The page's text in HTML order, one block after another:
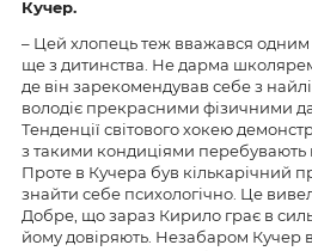
Кучер.
– Цей хлопець теж вважався
ще з дитинства. Не дарма
де він зарекомендував себе з
володіє прекрасними фізичними
Тенденції світового хокею
з такими кондиціями перебувають
Проте в Кучера був кількарічний
знайти себе психологічно. Це
Добре, що зараз Кирило грає в
йому довіряють. Незабаром Кучер